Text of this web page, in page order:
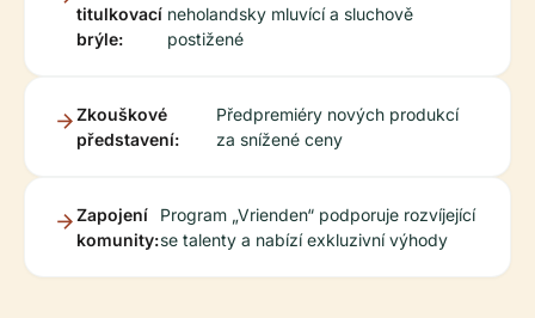
titulkovací
brýle:
neholandsky mluvící a sluchově
postižené
Zkouškové
představení:
Předpremiéry nových produkcí
za snížené ceny
Zapojení
komunity:
Program „Vrienden“ podporuje rozvíjející
se talenty a nabízí exkluzivní výhody